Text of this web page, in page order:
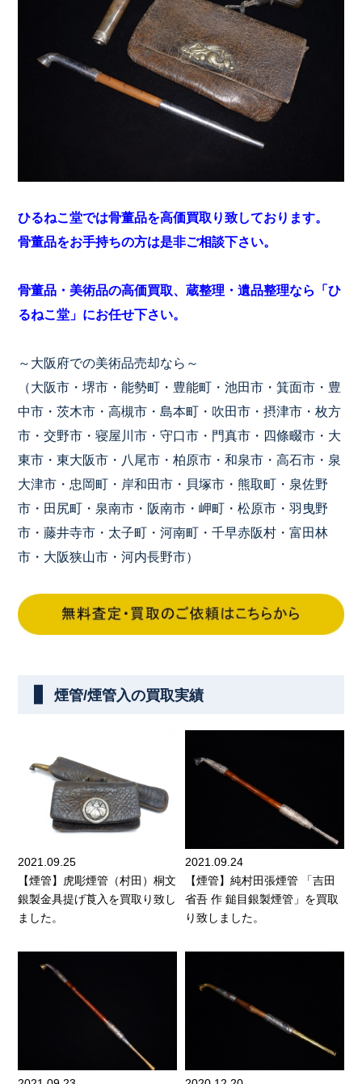
ひるねこ堂では骨董品を高価買取り致しております。
骨董品をお手持ちの方は是非ご相談下さい。
骨董品・美術品の高価買取、蔵整理・遺品整理なら「ひ
るねこ堂」にお任せ下さい。
～大阪府での美術品売却なら～
（大阪市・堺市・能勢町・豊能町・池田市・箕面市・豊
中市・茨木市・高槻市・島本町・吹田市・摂津市・枚方
市・交野市・寝屋川市・守口市・門真市・四條畷市・大
東市・東大阪市・八尾市・柏原市・和泉市・高石市・泉
大津市・忠岡町・岸和田市・貝塚市・熊取町・泉佐野
市・田尻町・泉南市・阪南市・岬町・松原市・羽曳野
市・藤井寺市・太子町・河南町・千早赤阪村・富田林
市・大阪狭山市・河内長野市）
煙管/煙管入の買取実績
2021.09.25
【煙管】虎彫煙管（村田）桐文
銀製金具提げ莨入を買取り致し
ました。
2021.09.24
【煙管】純村田張煙管 「吉田
省吾 作 鎚目銀製煙管」を買取
り致しました。